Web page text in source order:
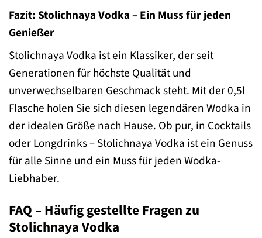
Fazit: Stolichnaya Vodka – Ein Muss für jeden
Genießer
Stolichnaya Vodka ist ein Klassiker, der seit
Generationen für höchste Qualität und
unverwechselbaren Geschmack steht. Mit der 0,5l
Flasche holen Sie sich diesen legendären Wodka in
der idealen Größe nach Hause. Ob pur, in Cocktails
oder Longdrinks – Stolichnaya Vodka ist ein Genuss
für alle Sinne und ein Muss für jeden Wodka-
Liebhaber.
FAQ – Häufig gestellte Fragen zu
Stolichnaya Vodka